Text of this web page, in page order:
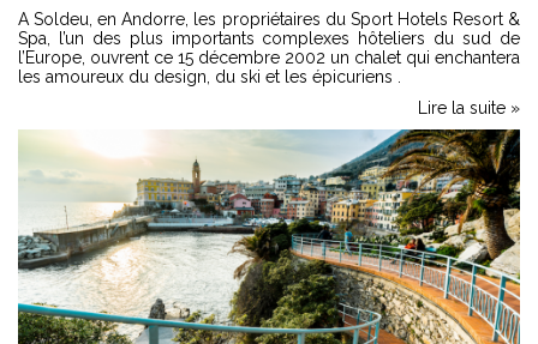
A Soldeu, en Andorre, les propriétaires du Sport Hotels Resort &
Spa, l’un des plus importants complexes hôteliers du sud de
l’Europe, ouvrent ce 15 décembre 2002 un chalet qui enchantera
les amoureux du design, du ski et les épicuriens .
Lire la suite »